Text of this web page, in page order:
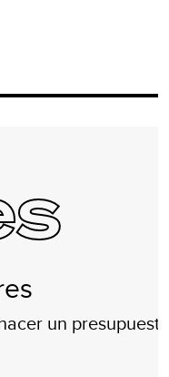
un presupuesto